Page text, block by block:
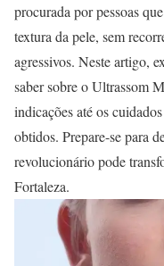
procurada por pessoas
textura da pele, sem
agressivos. Neste artigo,
saber sobre o Ultrassom
indicações até os
obtidos. Prepare-se para
revolucionário pode
Fortaleza.